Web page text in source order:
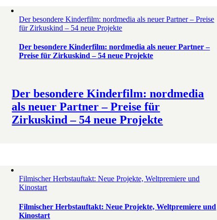
Der besondere Kinderfilm: nordmedia als neuer Partner – Preise
für Zirkuskind – 54 neue Projekte
Der besondere Kinderfilm: nordmedia als neuer Partner –
Preise für Zirkuskind – 54 neue Projekte
Der besondere Kinderfilm: nordmedia
als neuer Partner – Preise für
Zirkuskind – 54 neue Projekte
Filmischer Herbstauftakt: Neue Projekte, Weltpremiere und
Kinostart
Filmischer Herbstauftakt: Neue Projekte, Weltpremiere und
Kinostart